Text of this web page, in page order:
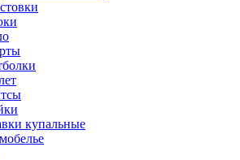
купальные